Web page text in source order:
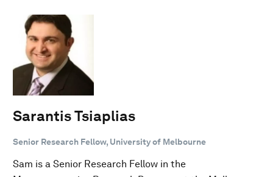
Sarantis Tsiaplias
Senior Research Fellow, University of Melbourne
Sam is a Senior Research Fellow in the